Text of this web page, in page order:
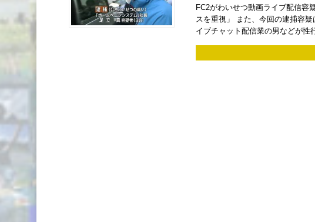
FC2がわいせつ動画ライブ配信容
スを重視」 また、今回の逮捕容
イブチャット配信業の男などが